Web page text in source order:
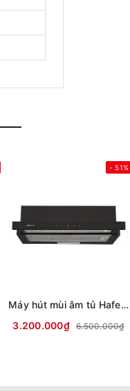
- 51%
Máy hút mùi âm tủ Hafele HC-H7031TB
3.200.000₫
6.500.000₫